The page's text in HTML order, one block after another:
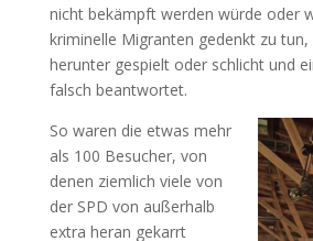
nicht bekämpft werden würde oder
kriminelle Migranten gedenkt zu
herunter gespielt oder schlicht und
falsch beantwortet.
So waren die etwas mehr
als 100 Besucher, von
denen ziemlich viele von
der SPD von außerhalb
extra heran gekarrt